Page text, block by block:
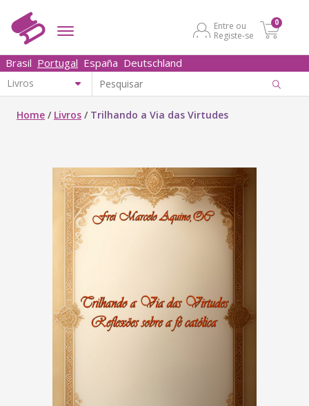
Entre ou
Registe-se
0
Brasil Portugal España Deutschland
Home / Livros / Trilhando a Via das Virtudes